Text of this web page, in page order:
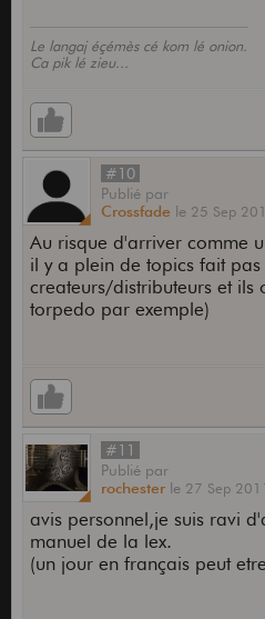
Le langaj éçémès cé kom lé onion.
Ca pik lé zieu...
#10
Publié par
Crossfade le 25 Sep
Au risque d'arriver comme
il y a plein de topics fait pas
createurs/distributeurs et ils
torpedo par exemple)
#11
Publié par
rochester le 27 Sep
avis personnel,je suis ravi
manuel de la lex.
(un jour en français peut